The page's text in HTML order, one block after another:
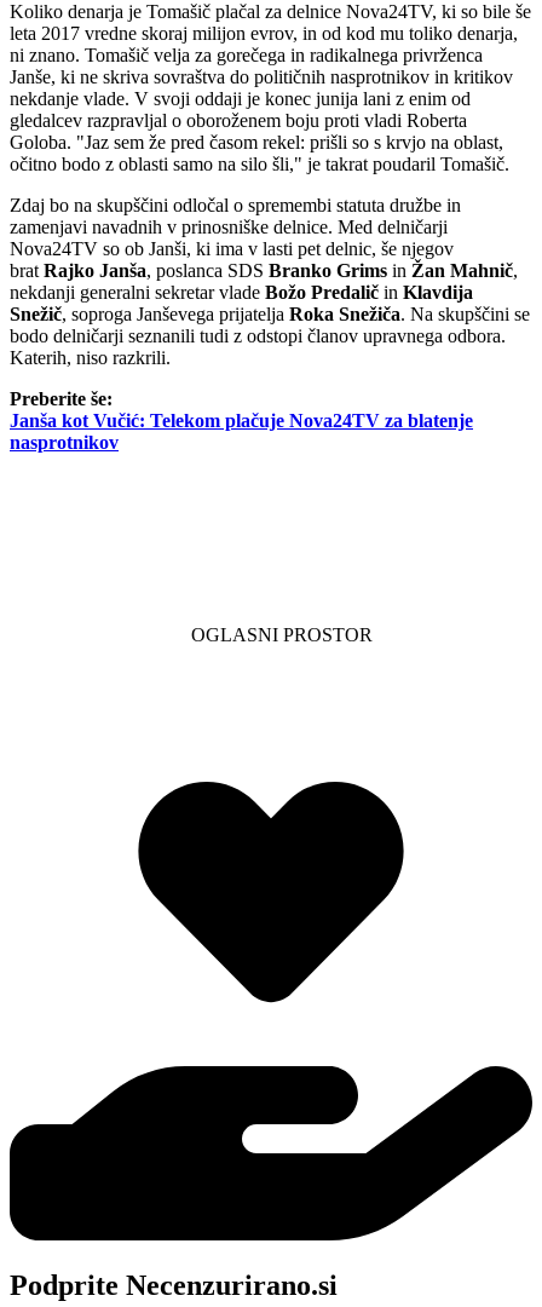
Koliko denarja je Tomašič plačal za delnice Nova24TV, ki so bile še
leta 2017 vredne skoraj milijon evrov, in od kod mu toliko denarja,
ni znano. Tomašič velja za gorečega in radikalnega privrženca
Janše, ki ne skriva sovraštva do političnih nasprotnikov in kritikov
nekdanje vlade. V svoji oddaji je konec junija lani z enim od
gledalcev razpravljal o oboroženem boju proti vladi Roberta
Goloba. "Jaz sem že pred časom rekel: prišli so s krvjo na oblast,
očitno bodo z oblasti samo na silo šli," je takrat poudaril Tomašič.
Zdaj bo na skupščini odločal o spremembi statuta družbe in
zamenjavi navadnih v prinosniške delnice. Med delničarji
Nova24TV so ob Janši, ki ima v lasti pet delnic, še njegov
brat Rajko Janša, poslanca SDS Branko Grims in Žan Mahnič,
nekdanji generalni sekretar vlade Božo Predalič in Klavdija
Snežič, soproga Janševega prijatelja Roka Snežiča. Na skupščini se
bodo delničarji seznanili tudi z odstopi članov upravnega odbora.
Katerih, niso razkrili.
Preberite še:
Janša kot Vučić: Telekom plačuje Nova24TV za blatenje
nasprotnikov
Podprite Necenzurirano.si